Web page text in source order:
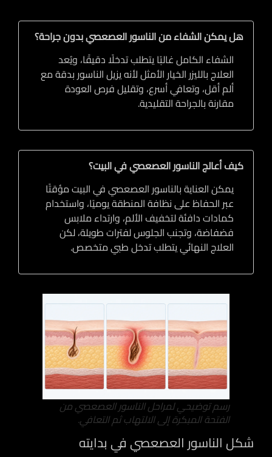
هل يمكن الشفاء من الناسور العصعصي بدون جراحة؟
الشفاء الكامل غالبًا يتطلب تدخلًا دقيقًا، ويُعد
العلاج بالليزر الخيار الأمثل لأنه يزيل الناسور بدقة مع
ألم أقل، وتعافي أسرع، وتقليل فرص العودة
مقارنة بالجراحة التقليدية.
كيف أعالج الناسور العصعصي في البيت؟
يمكن العناية بالناسور العصعصي في البيت مؤقتًا
عبر الحفاظ على نظافة المنطقة يوميًا، واستخدام
كمادات دافئة لتخفيف الألم، وارتداء ملابس
فضفاضة، وتجنب الجلوس لفترات طويلة، لكن
العلاج النهائي يتطلب تدخل طبي متخصص.
رسم توضيحي لمراحل الناسور العصعصي من
الفتحة المبكرة إلى الالتهاب ثم التعافي.
شكل الناسور العصعصي في بدايته